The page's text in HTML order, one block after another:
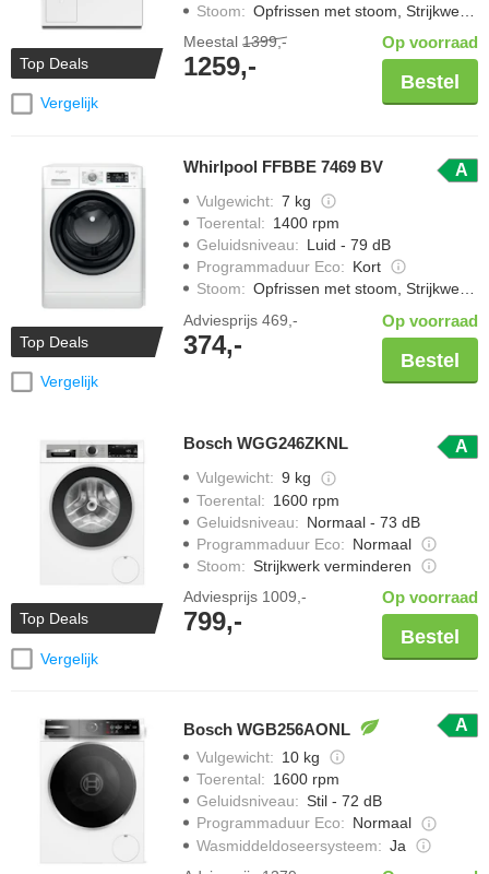
Top Deals
Vergelijk
Stoom: Opfrissen met stoom, Strijkwerk verminderen
Meestal 1399,-
1259,-
Op voorraad
Bestel
Top Deals
Vergelijk
Whirlpool FFBBE 7469 BV A
Vulgewicht: 7 kg
Toerental: 1400 rpm
Geluidsniveau: Luid - 79 dB
Programmaduur Eco: Kort
Stoom: Opfrissen met stoom, Strijkwerk verminderen
Adviesprijs 469,-
374,-
Op voorraad
Bestel
Top Deals
Vergelijk
Bosch WGG246ZKNL A
Vulgewicht: 9 kg
Toerental: 1600 rpm
Geluidsniveau: Normaal - 73 dB
Programmaduur Eco: Normaal
Stoom: Strijkwerk verminderen
Adviesprijs 1009,-
799,-
Op voorraad
Bestel
Bosch WGB256AONL A
Vulgewicht: 10 kg
Toerental: 1600 rpm
Geluidsniveau: Stil - 72 dB
Programmaduur Eco: Normaal
Wasmiddeldoseersysteem: Ja